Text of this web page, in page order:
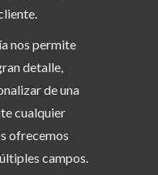
nos permite
detalle,
de una
cualquier
ofrecemos
campos.